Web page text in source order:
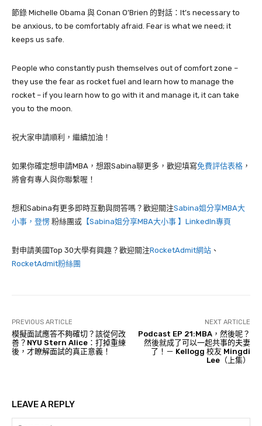
節錄 Michelle Obama 與 Conan O’Brien 的對話：It’s necessary to
be anxious, to be comfortably afraid. Fear is what we need; it
keeps us safe.
People who constantly push themselves out of comfort zone –
they use the fear as rocket fuel and learn how to manage the
rocket – if you learn how to go with it and manage it, it can take
you to the moon.
祝大家申請順利，繼續加油！
如果你確定想申請MBA，想跟Sabina聊更多，歡迎填寫免費評估表格 ，
將會有專人與你聯繫喔！
想和Sabina有更多即時互動與問答嗎？歡迎關注Sabina姐分享MBA大
小事，登愣 粉絲團或 【Sabina姐分享MBA大小事 】LinkedIn專頁
對申請美國Top 30大學有興趣？歡迎關注RocketAdmit網站 、
RocketAdmit粉絲團
PREVIOUS ARTICLE
模擬面試應答不夠確切？該從何改
善？NYU Stern Alice：打掉重練
後，才瞭解面試的真正意義！
NEXT ARTICLE
Podcast EP 21:MBA，然後呢？
然後就成了可以一起共事的夫妻
了！－ Kellogg 校友 Mingdi
Lee（上集）
LEAVE A REPLY